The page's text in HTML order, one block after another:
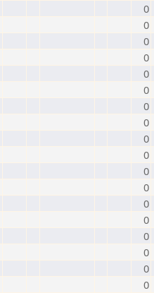
0
0
0
0
0
0
0
0
0
0
0
0
0
0
0
0
0
0